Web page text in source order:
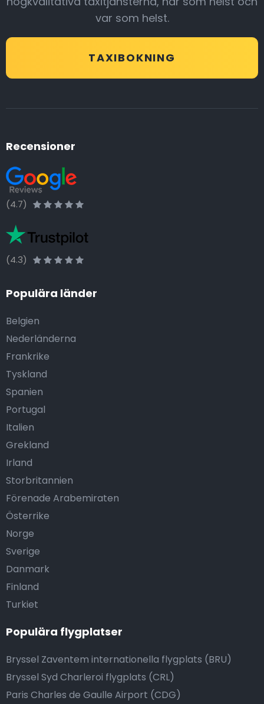
var som helst.
TAXIBOKNING
Recensioner
(4.7)
(4.3)
Populära länder
Belgien
Nederländerna
Frankrike
Tyskland
Spanien
Portugal
Italien
Grekland
Irland
Storbritannien
Förenade Arabemiraten
Österrike
Norge
Sverige
Danmark
Finland
Turkiet
Populära flygplatser
Bryssel Zaventem internationella flygplats (BRU)
Bryssel Syd Charleroi flygplats (CRL)
Paris Charles de Gaulle Airport (CDG)